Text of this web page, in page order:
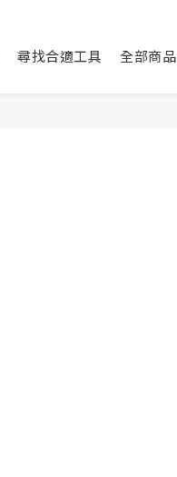
尋找合適工具 全部商品